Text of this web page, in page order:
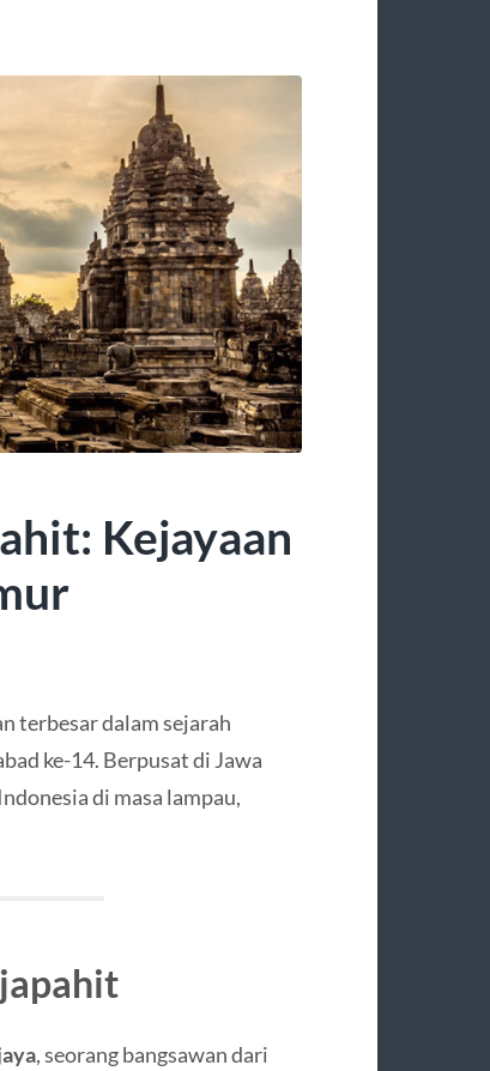
Kejayaan
terbesar dalam sejarah
ke-14. Berpusat di Jawa
di masa lampau,
, seorang bangsawan dari